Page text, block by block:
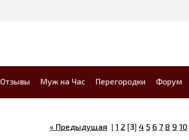
Отзывы Муж на Час Перегородки Форум
« Предыдущая | 1 2 [3] 4 5 6 7 8 9 10